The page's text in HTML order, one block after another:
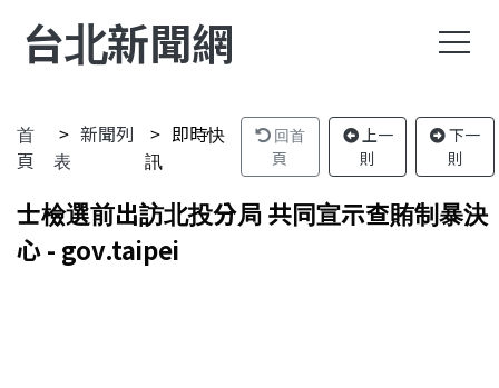
台北新聞網
首
頁
新聞列
表
即時快
訊
回首
頁
上一
則
下一
則
士檢選前出訪北投分局 共同宣示查賄制暴決
心 - gov.taipei